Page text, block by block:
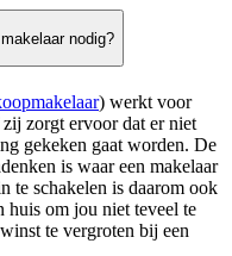
nodig?
) werkt voor
zorgt ervoor dat er niet
gekeken gaat worden. De
is waar een makelaar
te schakelen is daarom ook
huis om jou niet teveel te
te vergroten bij een